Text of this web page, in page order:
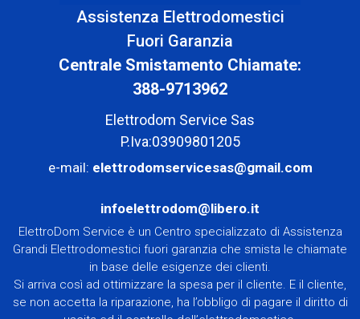
Assistenza Elettrodomestici
Fuori Garanzia
Centrale Smistamento Chiamate:
388-9713962
Elettrodom Service Sas
P.Iva:03909801205
e-mail: elettrodomservicesas@gmail.com
infoelettrodom@libero.it
ElettroDom Service è un Centro specializzato di Assistenza
Grandi Elettrodomestici fuori garanzia che smista le chiamate
in base delle esigenze dei clienti.
Si arriva così ad ottimizzare la spesa per il cliente. E il cliente,
se non accetta la riparazione, ha l’obbligo di pagare il diritto di